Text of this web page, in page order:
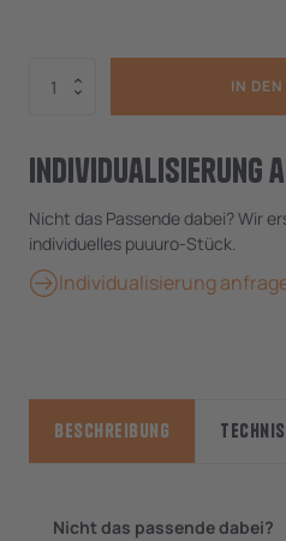
puuuro
Menge
IN
Individualisierung
Nicht das Passende dabei? Wir
individuelles puuuro-Stück.
Individualisierung
Beschreibung
Nicht das passende dabei?